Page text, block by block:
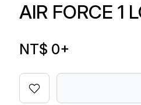
AIR FORCE 1
NT$ 0+